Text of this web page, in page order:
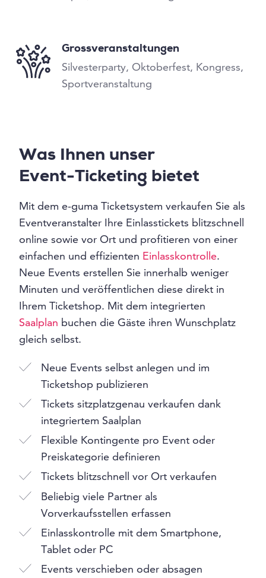
Grossveranstaltungen
Silvesterparty, Oktoberfest, Kongress,
Sportveranstaltung
Was Ihnen unser
Event-Ticketing bietet
Mit dem e-guma Ticketsystem verkaufen Sie als
Eventveranstalter Ihre Einlasstickets blitzschnell
online sowie vor Ort und profitieren von einer
einfachen und effizienten Einlasskontrolle.
Neue Events erstellen Sie innerhalb weniger
Minuten und veröffentlichen diese direkt in
Ihrem Ticketshop. Mit dem integrierten
Saalplan buchen die Gäste ihren Wunschplatz
gleich selbst.
Neue Events selbst anlegen und im
Ticketshop publizieren
Tickets sitzplatzgenau verkaufen dank
integriertem Saalplan
Flexible Kontingente pro Event oder
Preiskategorie definieren
Tickets blitzschnell vor Ort verkaufen
Beliebig viele Partner als
Vorverkaufsstellen erfassen
Einlasskontrolle mit dem Smartphone,
Tablet oder PC
Events verschieben oder absagen